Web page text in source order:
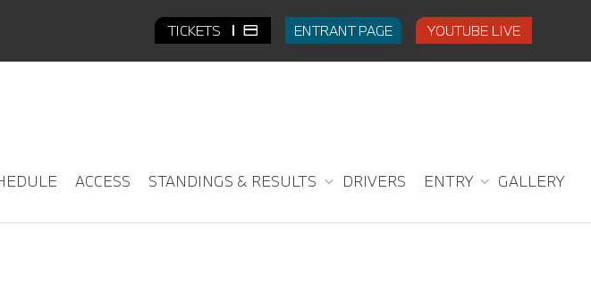
TICKETS ENTRANT PAGE YOUTUBE LIVE
ACCESS STANDINGS & RESULTS DRIVERS ENTRY GALLERY